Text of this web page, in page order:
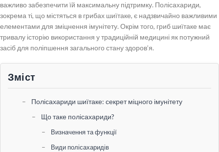
важливо забезпечити їй максимальну підтримку. Полісахариди,
зокрема ті, що містяться в грибах шиїтаке, є надзвичайно важливими
елементами для зміцнення імунітету. Окрім того, гриб шиїтаке має
тривалу історію використання у традиційній медицині як потужний
засіб для поліпшення загального стану здоров’я.
Зміст
Полісахариди шиїтаке: секрет міцного імунітету
Що таке полісахариди?
Визначення та функції
Види полісахаридів